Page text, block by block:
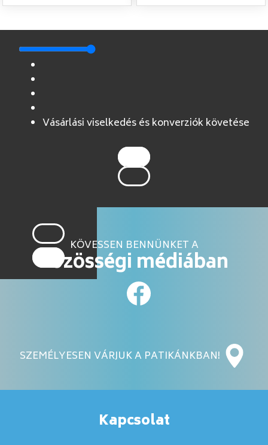
Vásárlási viselkedés és konverziók követése
KÖVESSEN BENNÜNKET A
közösségi médiában
SZEMÉLYESEN VÁRJUK A PATIKÁNKBAN!
Kapcsolat